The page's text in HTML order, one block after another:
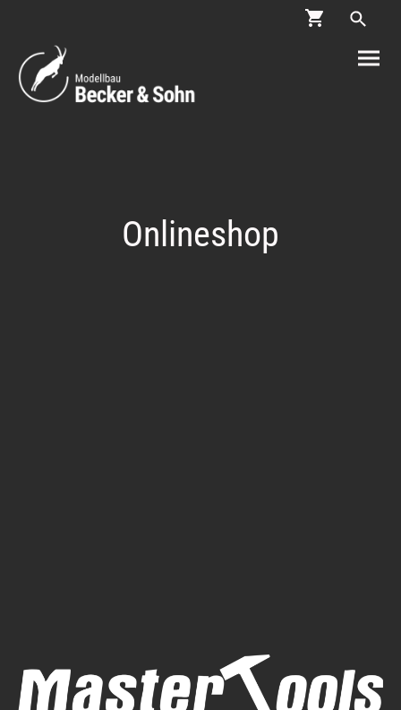
Onlineshop